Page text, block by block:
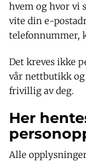
hvem og hvor vi
vite din e-
telefonnummer,
Det kreves ikke
vår nettbutikk
frivillig av deg.
Her
Alle